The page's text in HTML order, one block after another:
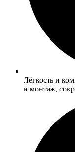
Лёгкость и
и монтаж,